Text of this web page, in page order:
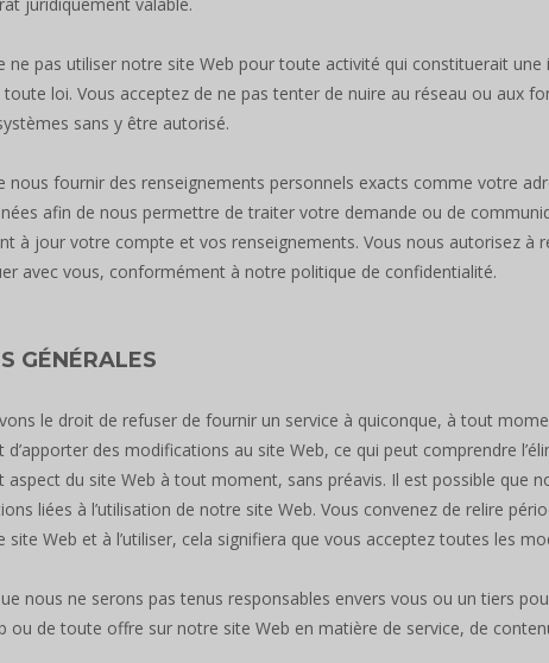
ne pas utiliser notre site Web pour toute activité qui constituerait une
loi. Vous acceptez de ne pas tenter de nuire au réseau ou aux
sans y être autorisé.
nous fournir des renseignements personnels exacts comme votre
afin de nous permettre de traiter votre demande ou de
à jour votre compte et vos renseignements. Vous nous autorisez à
avec vous, conformément à notre politique de confidentialité.
GÉNÉRALES
le droit de refuser de fournir un service à quiconque, à tout
d’apporter des modifications au site Web, ce qui peut comprendre
aspect du site Web à tout moment, sans préavis. Il est possible que
liées à l’utilisation de notre site Web. Vous convenez de relire
site Web et à l’utiliser, cela signifiera que vous acceptez toutes les
nous ne serons pas tenus responsables envers vous ou un tiers
ou de toute offre sur notre site Web en matière de service, de